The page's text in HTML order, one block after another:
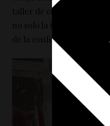
taller de costura, la
no solo la invitó a
de la confección, desde